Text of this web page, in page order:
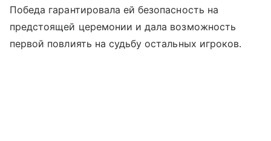
Победа гарантировала ей безопасность на
предстоящей церемонии и дала возможность
первой повлиять на судьбу остальных игроков.